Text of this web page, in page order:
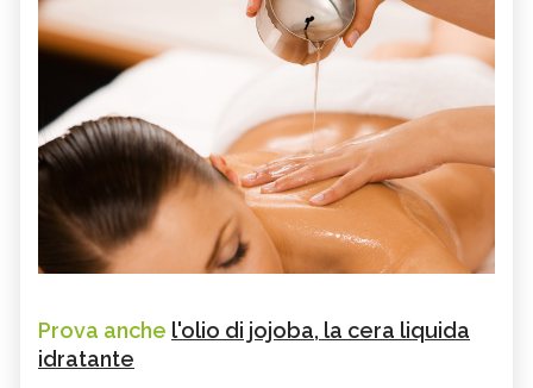
Prova anche l'olio di jojoba, la cera liquida
idratante